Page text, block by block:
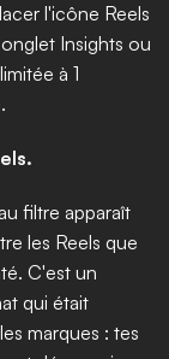
l'icône Reels
Insights ou
à 1
filtre apparaît
les Reels que
C'est un
qui était
marques : tes